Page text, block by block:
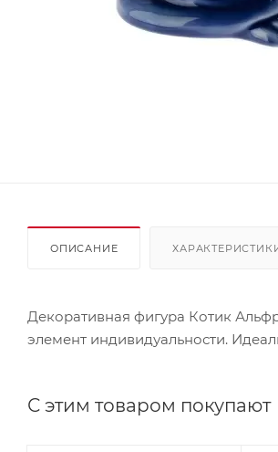
ОПИСАНИЕ
Декоративная фигура Котик
элемент индивидуальности.
С этим товаром покупают